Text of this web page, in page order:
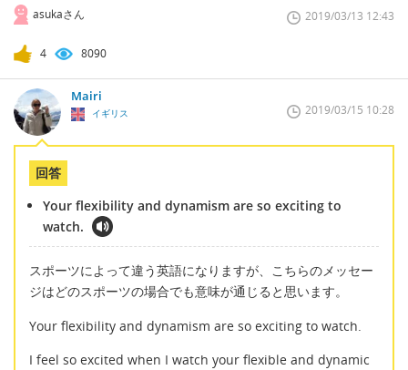
asukaさん 2019/03/13 12:43
4 8090
Mairi
イギリス 2019/03/15 10:28
回答
Your flexibility and dynamism are so exciting to
watch.
スポーツによって違う英語になりますが、こちらのメッセー
ジはどのスポーツの場合でも意味が通じると思います。
Your flexibility and dynamism are so exciting to watch.
I feel so excited when I watch your flexible and dynamic